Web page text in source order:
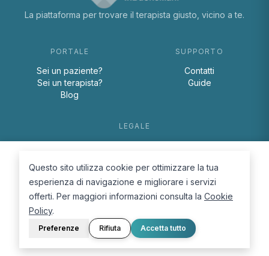
La piattaforma per trovare il terapista giusto, vicino a te.
PORTALE
Sei un paziente?
Sei un terapista?
Blog
SUPPORTO
Contatti
Guide
LEGALE
Cookie Policy
© 2026 D.Lab S.r.l. — InBuoneMani
Questo sito utilizza cookie per ottimizzare la tua
esperienza di navigazione e migliorare i servizi
offerti. Per maggiori informazioni consulta la Cookie
Policy.
Preferenze Rifiuta Accetta tutto